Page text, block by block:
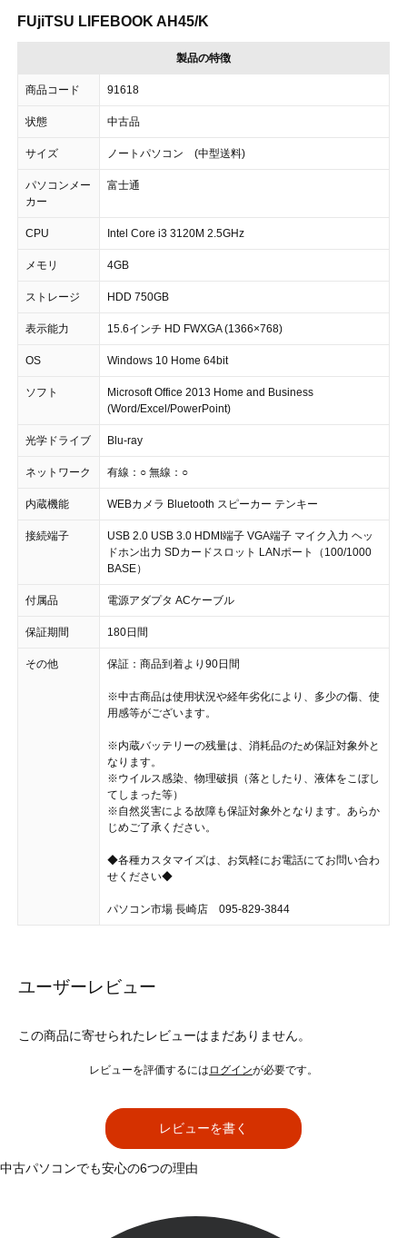
FUjiTSU LIFEBOOK AH45/K
製品の特徴
商品コード 91618
状態 中古品
サイズ ノートパソコン (中型送料)
パソコンメー
カー
富士通
CPU Intel Core i3 3120M 2.5GHz
メモリ 4GB
ストレージ HDD 750GB
表示能力 15.6インチ HD FWXGA (1366×768)
OS Windows 10 Home 64bit
ソフト
Microsoft Office 2013 Home and Business
(Word/Excel/PowerPoint)
光学ドライブ Blu-ray
ネットワーク 有線：○ 無線：○
内蔵機能 WEBカメラ Bluetooth スピーカー テンキー
接続端子
USB 2.0 USB 3.0 HDMI端子 VGA端子 マイク入力 ヘッ
ドホン出力 SDカードスロット LANポート（100/1000
BASE）
付属品 電源アダプタ ACケーブル
保証期間 180日間
その他 保証：商品到着より90日間
※中古商品は使用状況や経年劣化により、多少の傷、使
用感等がございます。
※内蔵バッテリーの残量は、消耗品のため保証対象外と
なります。
※ウイルス感染、物理破損（落としたり、液体をこぼし
てしまった等）
※自然災害による故障も保証対象外となります。あらか
じめご了承ください。
◆各種カスタマイズは、お気軽にお電話にてお問い合わ
せください◆
パソコン市場 長崎店 095-829-3844
ユーザーレビュー
この商品に寄せられたレビューはまだありません。
レビューを評価するには ログインが必要です。
レビューを書く
中古パソコンでも安心の6つの理由